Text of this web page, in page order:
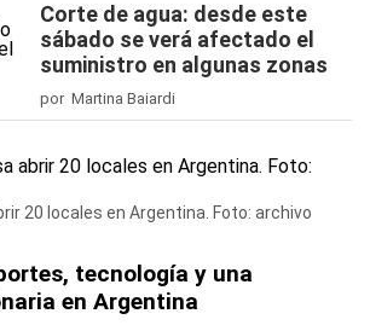
Corte de agua: desde este
sábado se verá afectado el
suministro en algunas zonas
por Martina Baiardi
20 locales en Argentina. Foto: archivo
tecnología y una
en Argentina